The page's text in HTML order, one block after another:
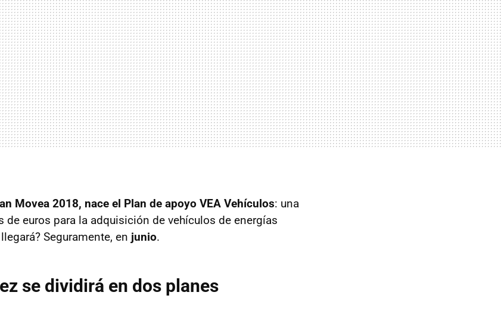
Movea 2018, nace el Plan de apoyo VEA Vehículos: una
de euros para la adquisición de vehículos de energías
Seguramente, en junio.
se dividirá en dos planes